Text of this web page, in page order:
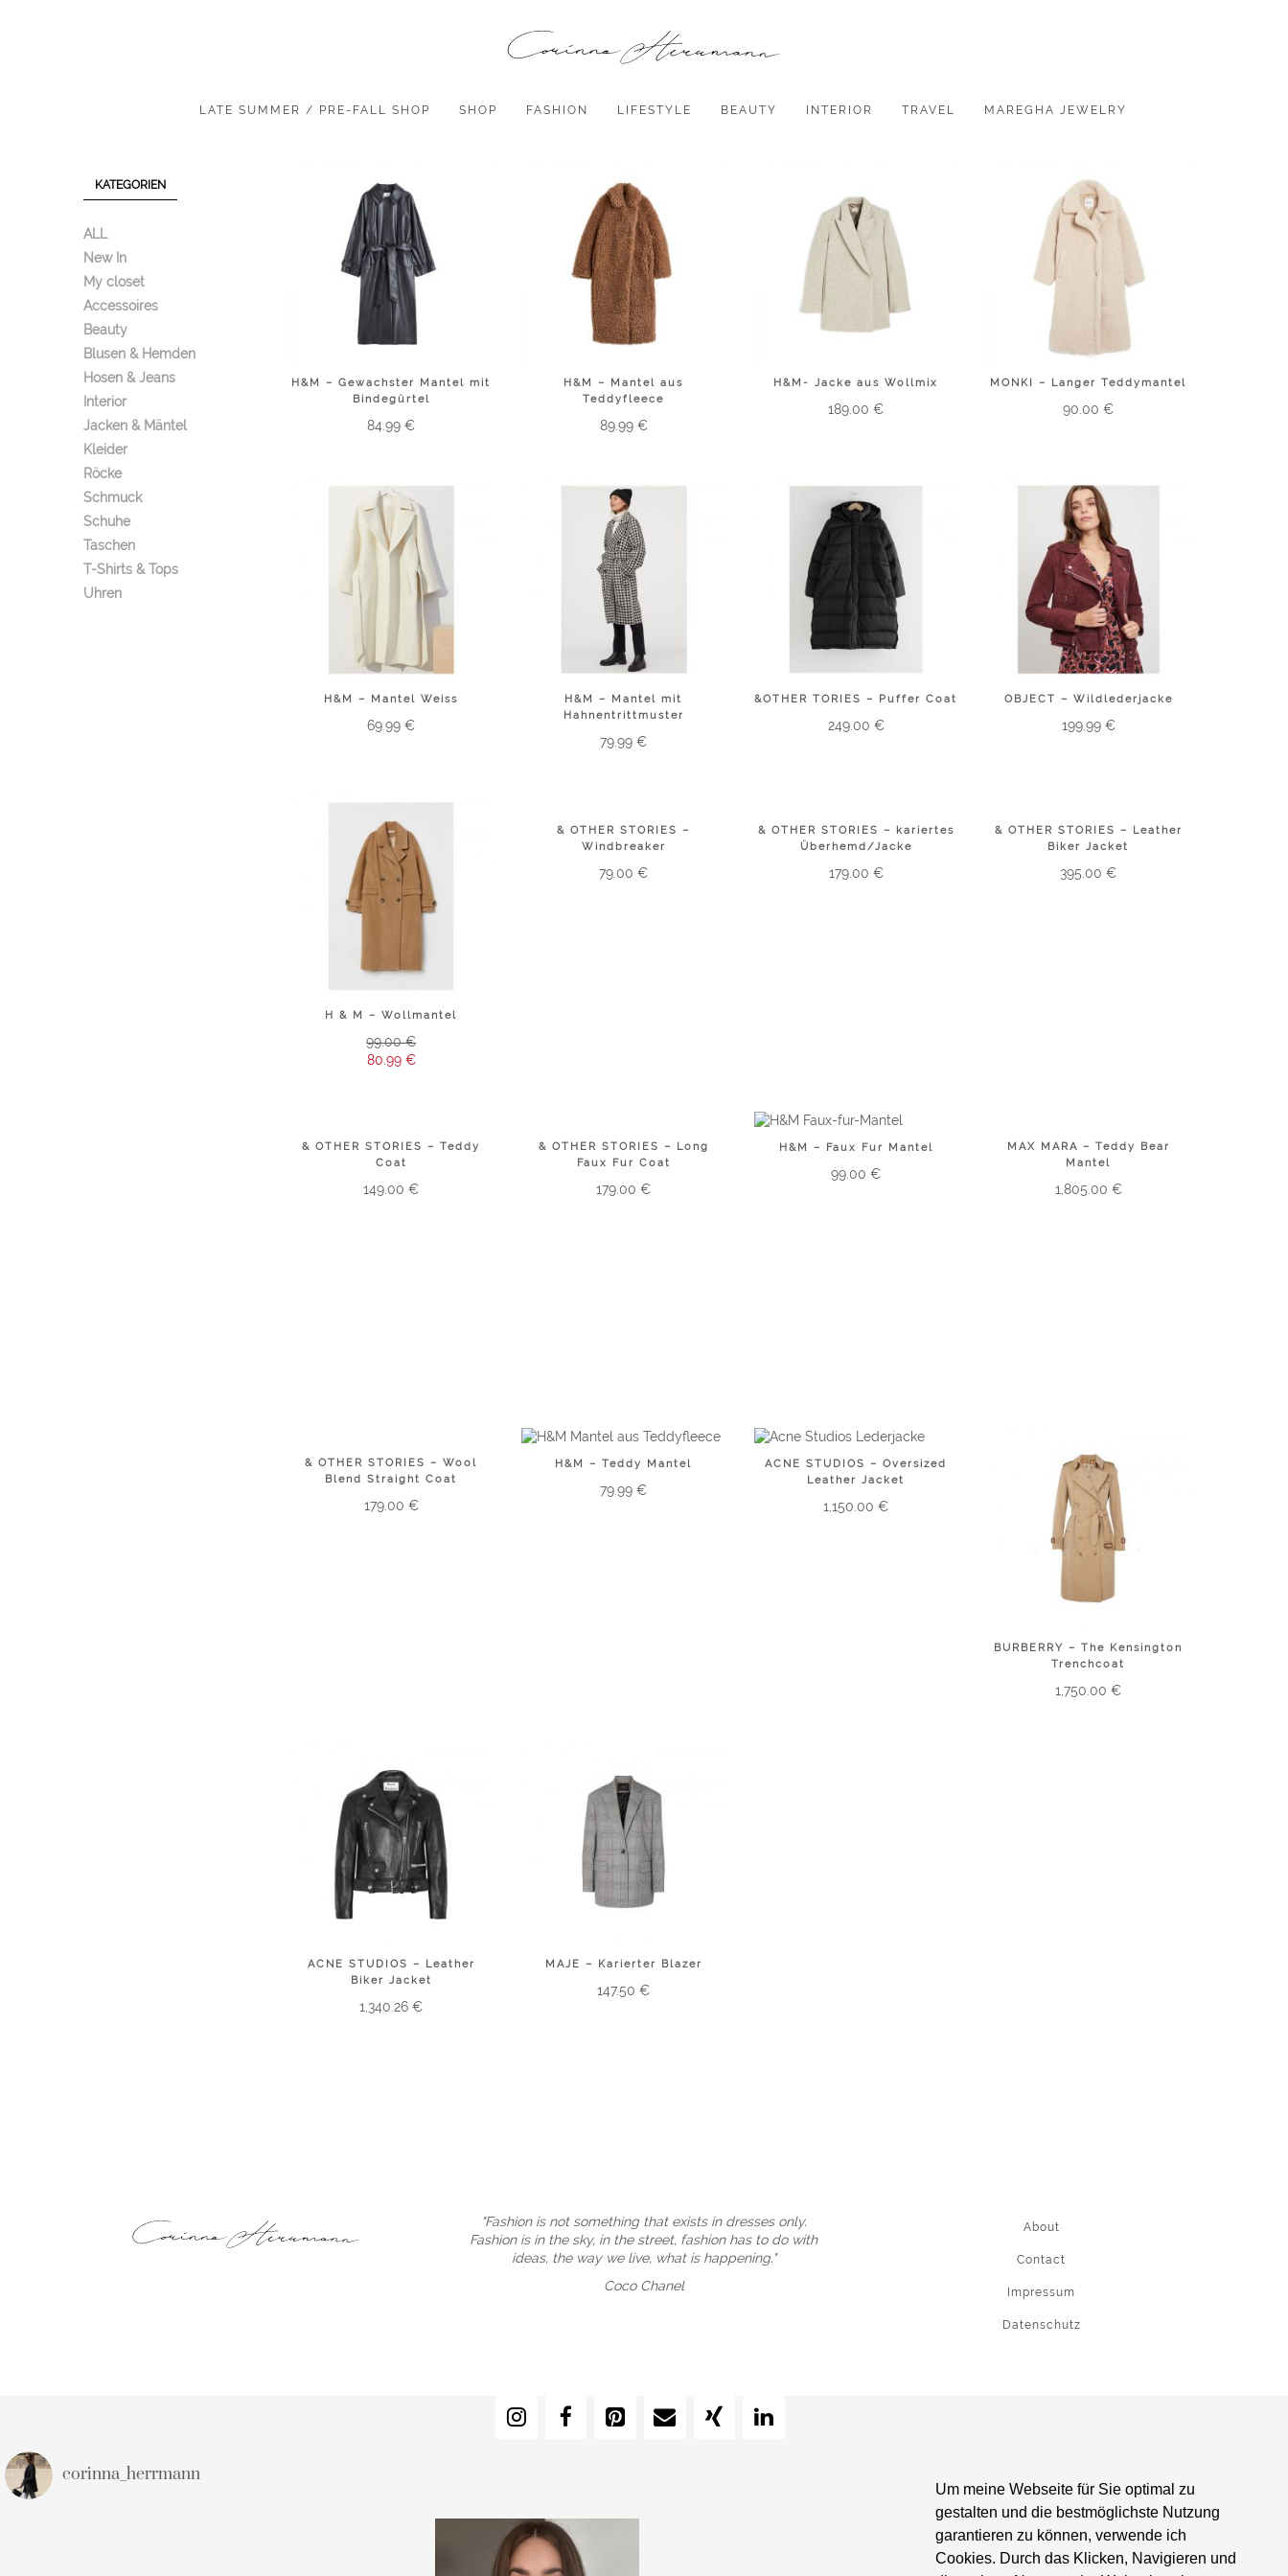
Um meine Webseite für Sie optimal zu
gestalten und die bestmöglichste Nutzung
garantieren zu können, verwende ich
Cookies. Durch das Klicken, Navigieren und
LATE SUMMER / PRE-FALL SHOP SHOP FASHION LIFESTYLE BEAUTY INTERIOR TRAVEL MAREGHA JEWELRY
KATEGORIEN
ALL
New In
My closet
Accessoires
Beauty
Blusen & Hemden
Hosen & Jeans
Interior
Jacken & Mäntel
Kleider
Röcke
Schmuck
Schuhe
Taschen
T-Shirts & Tops
Uhren
H&M – Gewachster Mantel mit
Bindegürtel
84.99€
H&M – Mantel aus
Teddyfleece
89.99 €
H&M- Jacke aus Wollmix
189.00€
MONKI – Langer Teddymantel
90.00€
H&M – Mantel Weiss
69.99€
H&M – Mantel mit
Hahnentrittmuster
79.99€
&OTHER TORIES – Puffer Coat
249.00 €
OBJECT – Wildlederjacke
199.99 €
H & M – Wollmantel
99.00€
80.99 €
& OTHER STORIES –
Windbreaker
79.00€
& OTHER STORIES – kariertes
Überhemd/Jacke
179.00 €
& OTHER STORIES – Leather
Biker Jacket
395.00€
& OTHER STORIES – Teddy
Coat
149.00€
& OTHER STORIES – Long
Faux Fur Coat
179.00€
H&M – Faux Fur Mantel
99.00€
MAX MARA – Teddy Bear
Mantel
1,805.00 €
& OTHER STORIES – Wool
Blend Straight Coat
179.00 €
H&M – Teddy Mantel
79.99€
ACNE STUDIOS – Oversized
Leather Jacket
1,150.00€
BURBERRY – The Kensington
Trenchcoat
1,750.00€
ACNE STUDIOS – Leather
Biker Jacket
1,340.26€
MAJE – Karierter Blazer
147.50€
"Fashion is not something that exists in dresses only.
Fashion is in the sky, in the street, fashion has to do with
ideas, the way we live, what is happening."
Coco Chanel
About
Contact
Impressum
Datenschutz
corinna_herrmann